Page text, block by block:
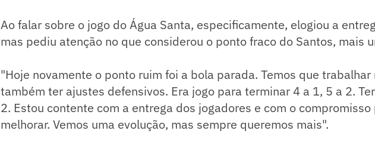
Ao falar sobre o jogo do Água Santa, especificamente, elogiou a
mas pediu atenção no que considerou o ponto fraco do Santos, mais
"Hoje novamente o ponto ruim foi a bola parada. Temos que trabalhar
também ter ajustes defensivos. Era jogo para terminar 4 a 1, 5 a 2.
2. Estou contente com a entrega dos jogadores e com o compromisso
melhorar. Vemos uma evolução, mas sempre queremos mais".